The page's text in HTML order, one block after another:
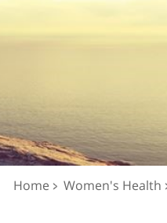
Home Women's Health